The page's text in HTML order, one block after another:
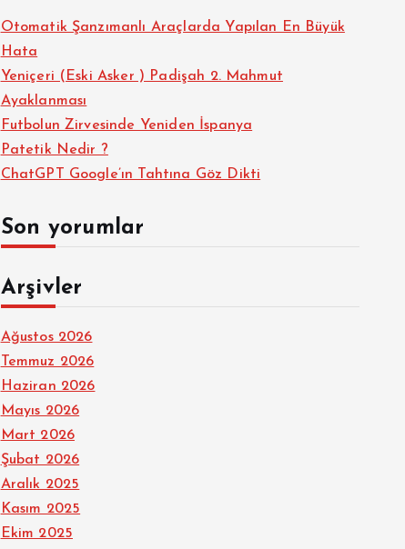
Otomatik Şanzımanlı Araçlarda Yapılan En Büyük
Hata
Yeniçeri (Eski Asker ) Padişah 2. Mahmut
Ayaklanması
Futbolun Zirvesinde Yeniden İspanya
Patetik Nedir ?
ChatGPT Google’ın Tahtına Göz Dikti
Son yorumlar
Arşivler
Ağustos 2026
Temmuz 2026
Haziran 2026
Mayıs 2026
Mart 2026
Şubat 2026
Aralık 2025
Kasım 2025
Ekim 2025